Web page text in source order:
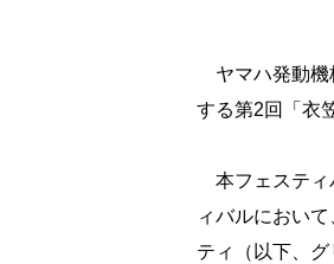
ヤマハ発動機
する第2回「衣
本フェスティ
ィバルにおい
ティ（以下、